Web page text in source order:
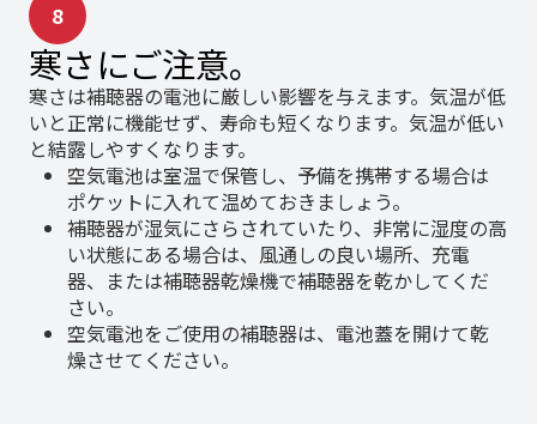
8
寒さにご注意。
寒さは補聴器の電池に厳しい影響を与えます。気温が低
いと正常に機能せず、寿命も短くなります。気温が低い
と結露しやすくなります。
空気電池は室温で保管し、予備を携帯する場合は
ポケットに入れて温めておきましょう。
補聴器が湿気にさらされていたり、非常に湿度の高
い状態にある場合は、風通しの良い場所、充電
器、または補聴器乾燥機で補聴器を乾かしてくだ
さい。
空気電池をご使用の補聴器は、電池蓋を開けて乾
燥させてください。